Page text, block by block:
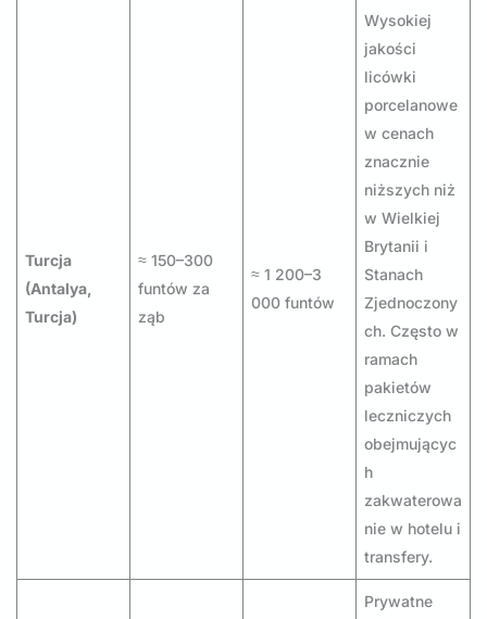
Turcja
(Antalya,
Turcja)
≈ 150–300
funtów za
ząb
≈ 1 200–3
000 funtów
Wysokiej
jakości
licówki
porcelanowe
w cenach
znacznie
niższych niż
w Wielkiej
Brytanii i
Stanach
Zjednoczony
ch. Często w
ramach
pakietów
leczniczych
obejmującyc
h
zakwaterowa
nie w hotelu i
transfery.
Prywatne